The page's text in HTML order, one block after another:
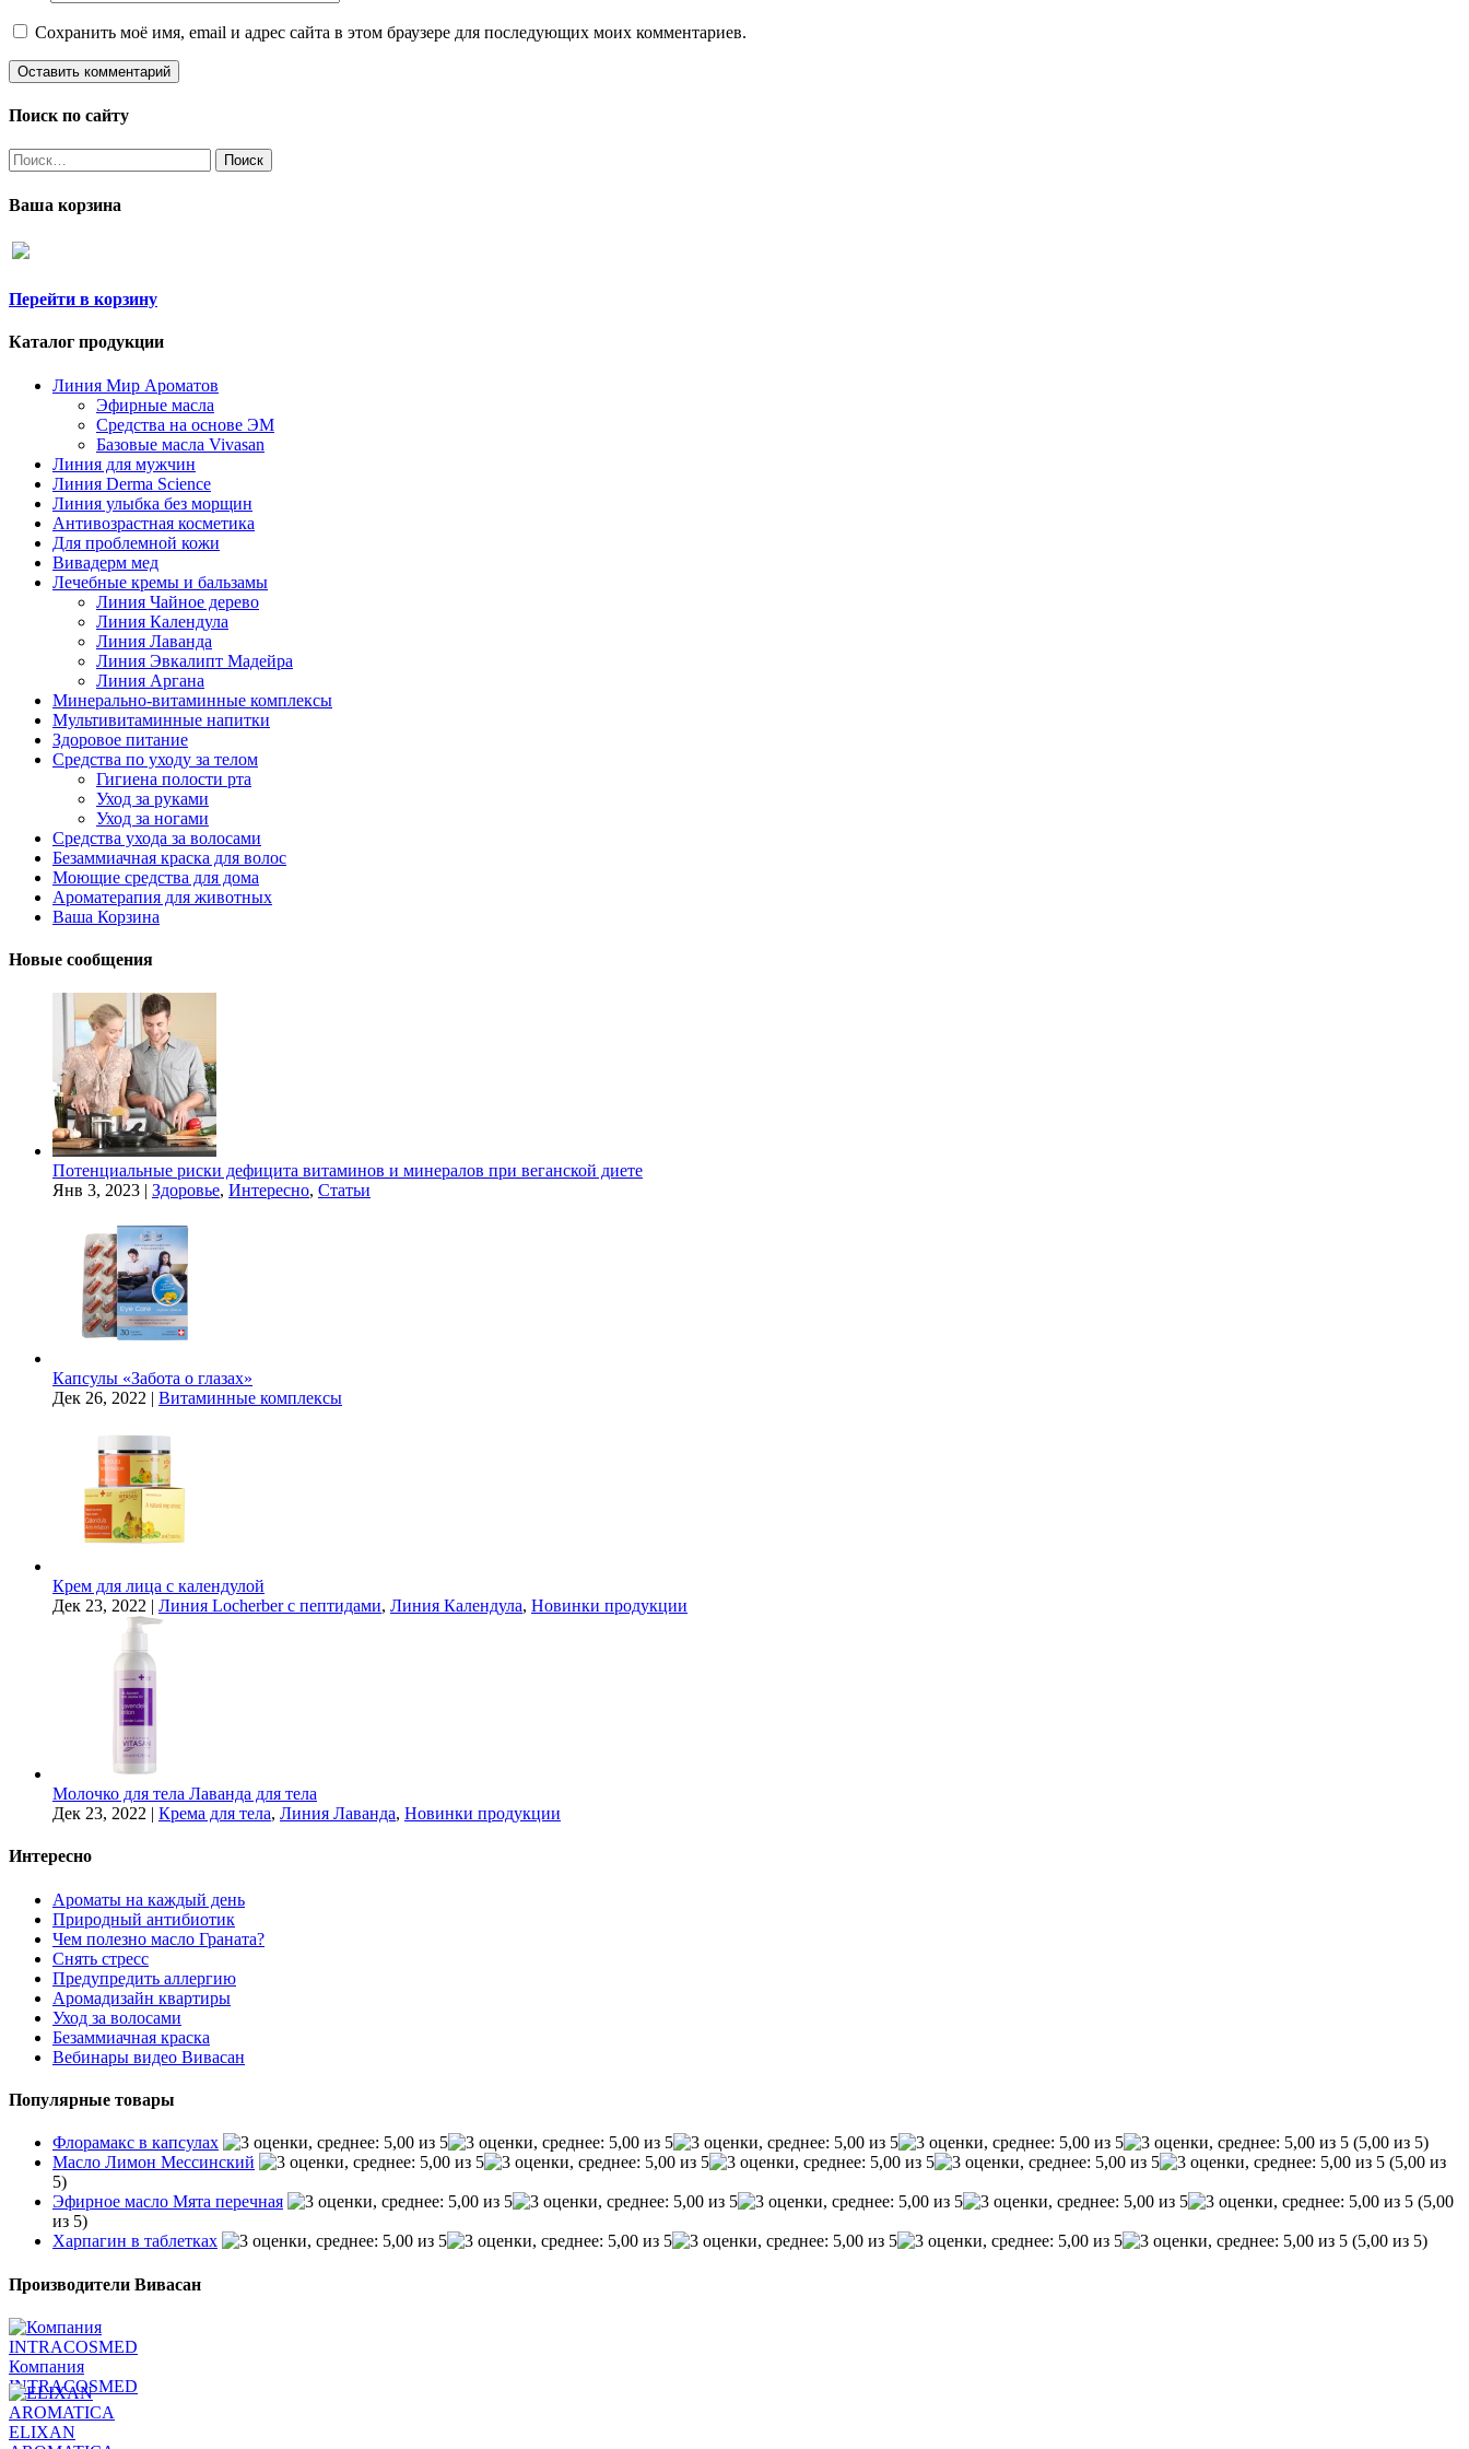
Сохранить моё имя, email и адрес сайта в этом браузере для последующих моих комментариев.
Поиск по сайту
Найти:
Ваша корзина
Перейти в корзину
Каталог продукции
Линия Мир Ароматов
Эфирные масла
Средства на основе ЭМ
Базовые масла Vivasan
Линия для мужчин
Линия Derma Science
Линия улыбка без морщин
Антивозрастная косметика
Для проблемной кожи
Вивадерм мед
Лечебные кремы и бальзамы
Линия Чайное дерево
Линия Календула
Линия Лаванда
Линия Эвкалипт Мадейра
Линия Аргана
Минерально-витаминные комплексы
Мультивитаминные напитки
Здоровое питание
Средства по уходу за телом
Гигиена полости рта
Уход за руками
Уход за ногами
Средства ухода за волосами
Безаммиачная краска для волос
Моющие средства для дома
Ароматерапия для животных
Ваша Корзина
Новые сообщения
Потенциальные риски дефицита витаминов и минералов при веганской диете
Янв 3, 2023 | Здоровье, Интересно, Статьи
Капсулы «Забота о глазах»
Дек 26, 2022 | Витаминные комплексы
Крем для лица с календулой
Дек 23, 2022 | Линия Locherber с пептидами, Линия Календула, Новинки продукции
Молочко для тела Лаванда для тела
Дек 23, 2022 | Крема для тела, Линия Лаванда, Новинки продукции
Интересно
Ароматы на каждый день
Природный антибиотик
Чем полезно масло Граната?
Снять стресс
Предупредить аллергию
Аромадизайн квартиры
Уход за волосами
Безаммиачная краска
Вебинары видео Вивасан
Популярные товары
Флорамакс в капсулах
(5,00 из 5)
Масло Лимон Мессинский
(5,00 из
5)
Эфирное масло Мята перечная
(5,00
из 5)
Харпагин в таблетках
(5,00 из 5)
Производители Вивасан
Компания
INTRACOSMED
ELIXAN